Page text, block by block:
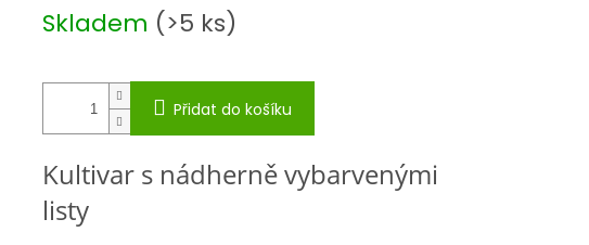
cena:
Skladem (>5 ks)
Přidat do košíku
Kultivar s nádherně vybarvenými
listy